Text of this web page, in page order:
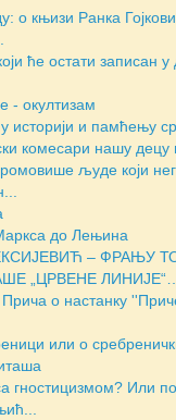
о књизи Ранка
ће остати записан
- окултизам
историји и памћењу
комесари нашу децу
људе који
до Лењина
– ФРАЊУ
„ЦРВЕНЕ
о настанку
или о
гностицизмом? Или